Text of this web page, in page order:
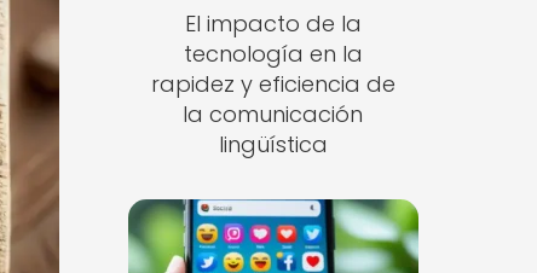
El impacto de la
tecnología en la
rapidez y eficiencia de
la comunicación
lingüística